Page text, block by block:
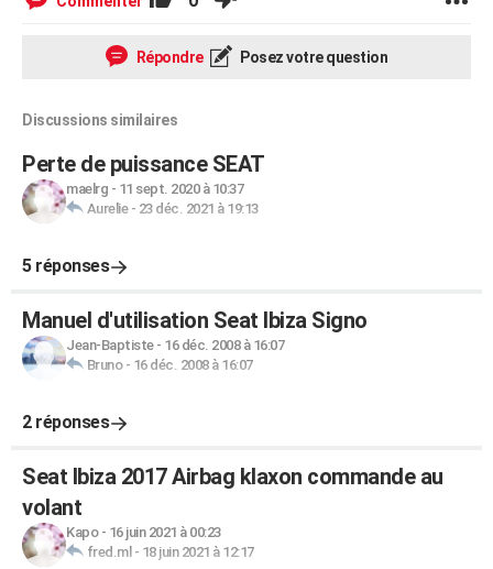
Répondre Posez votre question
Discussions similaires
Perte de puissance SEAT
maelrg - 11 sept. 2020 à 10:37
Aurelie- 23 déc. 2021 à 19:13
5 réponses
Manuel d'utilisation Seat Ibiza Signo
Jean-Baptiste- 16 déc. 2008 à 16:07
Bruno- 16 déc. 2008 à 16:07
2 réponses
Seat Ibiza 2017 Airbag klaxon commande au
volant
Kapo- 16 juin 2021 à 00:23
fred.ml - 18 juin 2021 à 12:17